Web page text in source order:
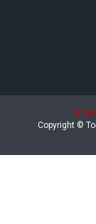
Copyright ©